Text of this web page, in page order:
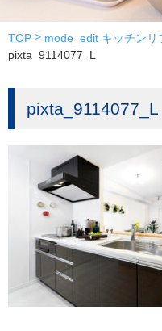
TOP mode_edit キッチンリ
pixta_9114077_L
pixta_9114077_L